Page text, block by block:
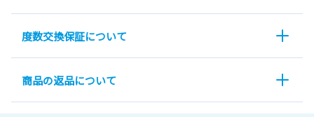
度数交換保証について
商品の返品について